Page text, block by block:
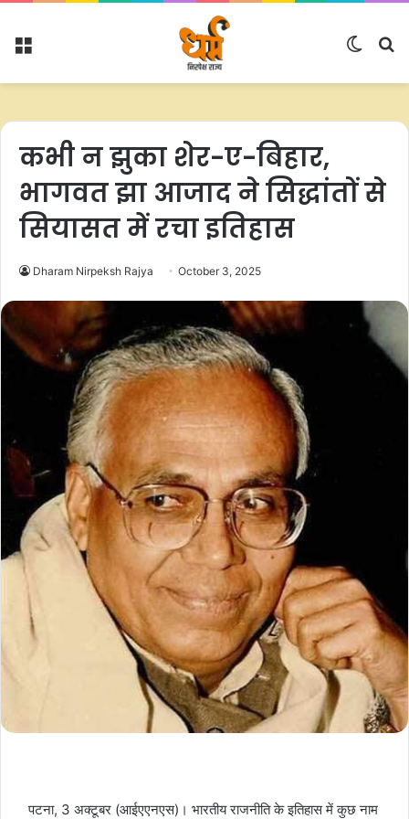
Menu
Switch
कभी न झुका शेर-ए-बिहार,
भागवत झा आजाद ने सिद्धांतों से
सियासत में रचा इतिहास
Dharam Nirpeksh Rajya October 3, 2025
पटना, 3 अक्टूबर (आईएएनएस)। भारतीय राजनीति के इतिहास में कुछ नाम